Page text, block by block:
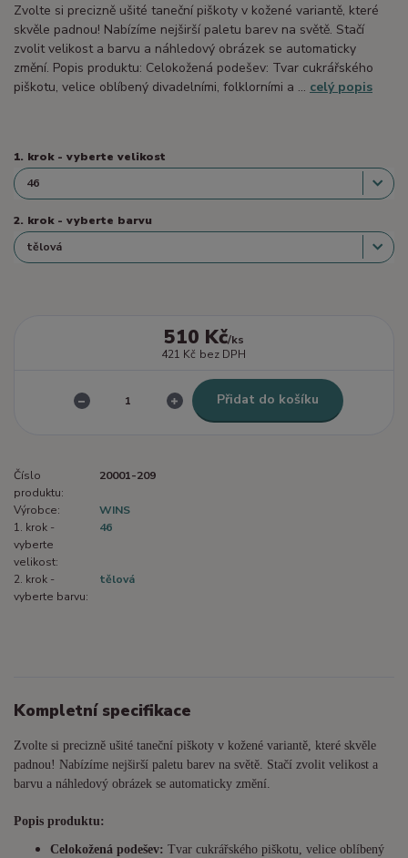
Zvolte si precizně ušité taneční piškoty v kožené variantě, které
skvěle padnou! Nabízíme nejširší paletu barev na světě. Stačí
zvolit velikost a barvu a náhledový obrázek se automaticky
změní. Popis produktu: Celokožená podešev: Tvar cukrářského
piškotu, velice oblíbený divadelními, folklorními a ... celý popis
1. krok - vyberte velikost
2. krok - vyberte barvu
510 Kč/ks
421 Kč bez DPH
Přidat do košíku
Číslo
produktu:
20001-209
Výrobce:
WINS
1. krok -
vyberte
velikost:
46
2. krok -
vyberte barvu:
tělová
Kompletní specifikace
Zvolte si precizně ušité taneční piškoty v kožené variantě, které skvěle
padnou! Nabízíme nejširší paletu barev na světě. Stačí zvolit velikost a
barvu a náhledový obrázek se automaticky změní.
Popis produktu:
Celokožená podešev: Tvar cukrářského piškotu, velice oblíbený